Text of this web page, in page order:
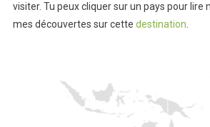
visiter. Tu peux cliquer sur un pays pour lire
mes découvertes sur cette destination